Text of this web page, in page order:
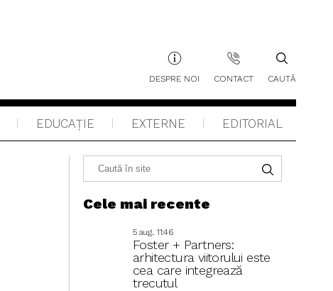
DESPRE NOI CONTACT CAUTĂ
EDUCAŢIE EXTERNE EDITORIAL
Cele mai recente
5 aug.. 11:46
Foster + Partners:
arhitectura viitorului este
cea care integrează
trecutul